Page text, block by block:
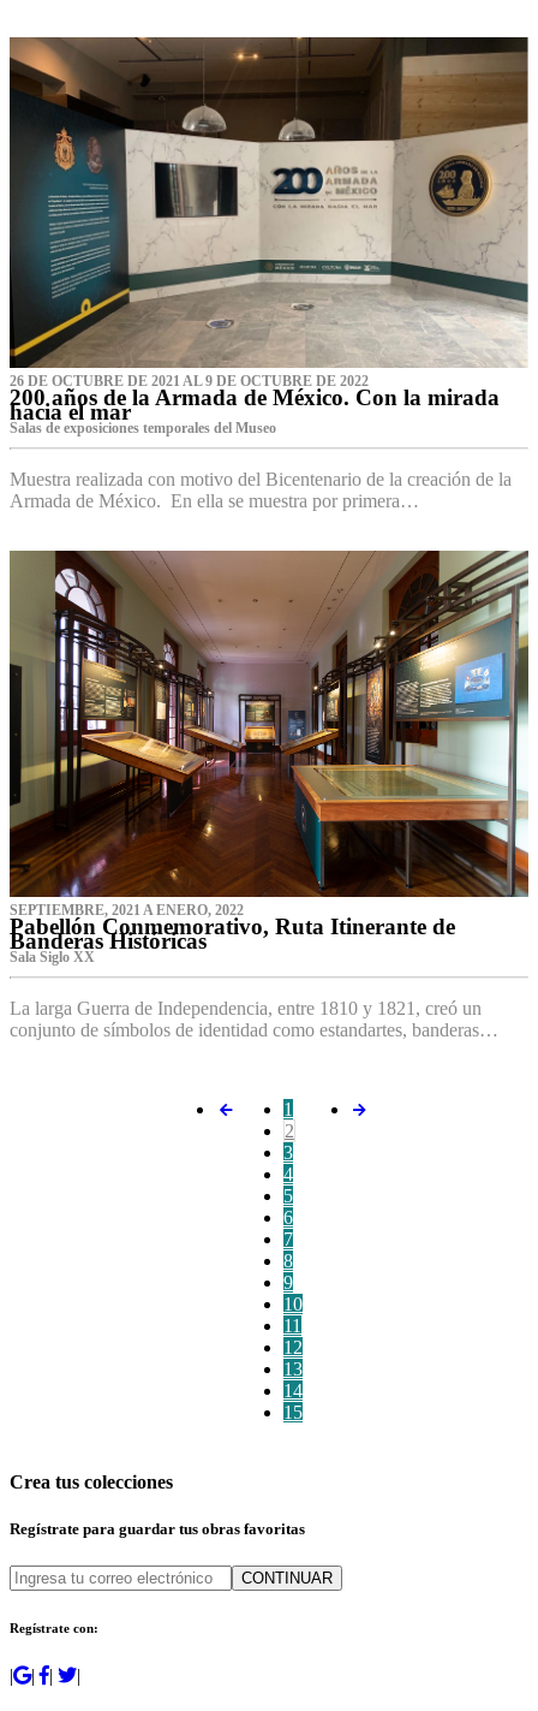
26 DE OCTUBRE DE 2021 AL 9 DE OCTUBRE DE 2022
200 años de la Armada de México. Con la mirada
hacia el mar
Salas de exposiciones temporales del Museo‌
Muestra realizada con motivo del Bicentenario de la creación de la
Armada de México. En ella se muestra por primera…
SEPTIEMBRE, 2021 A ENERO, 2022
Pabellón Conmemorativo, Ruta Itinerante de
Banderas Históricas
Sala Siglo XX
La larga Guerra de Independencia, entre 1810 y 1821, creó un
conjunto de símbolos de identidad como estandartes, banderas…
1
2
3
4
5
6
7
8
9
10
11
12
13
14
15
Crea tus colecciones
Regístrate para guardar tus obras favoritas
CONTINUAR
Regístrate con:
| | | |